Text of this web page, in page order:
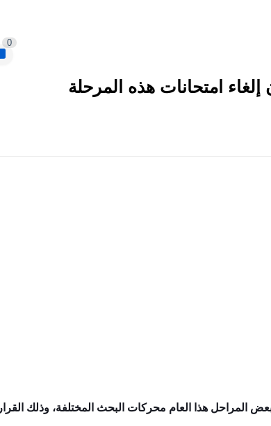
0
امتحانات هذه المرحلة
الجديد 2022-2023 ,تصدر إلغاء الامتحانات لبعض المراحل هذا العام محركات البحث المختلفة، وذلك القرار